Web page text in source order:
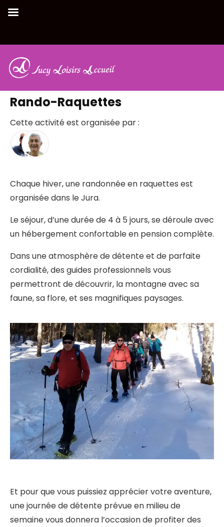
Retour à la liste des activités
Rando-Raquettes
Cette activité est organisée par :
Chaque hiver, une randonnée en raquettes est
organisée dans le Jura.
Le séjour, d’une durée de 4 à 5 jours, se déroule avec
un hébergement confortable en pension complète.
Dans une atmosphère de détente et de parfaite
cordialité, des guides professionnels vous
permettront de découvrir, la montagne avec sa
faune, sa flore, et ses magnifiques paysages.
Et pour que vous puissiez apprécier votre aventure,
une journée de détente prévue en milieu de
semaine vous donnera l’occasion de profiter des